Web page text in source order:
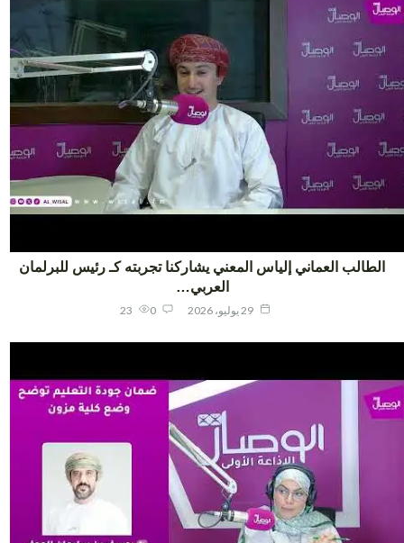
العماني إلياس المعني يشاركنا تجربته كـ رئيس للبرلمان
العربي…
23